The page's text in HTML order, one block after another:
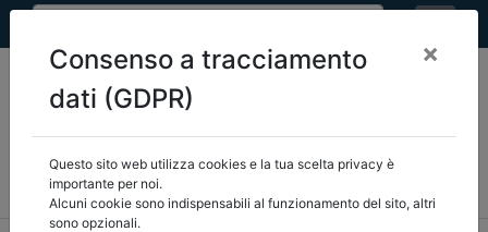
MEF FINANZA LOCALE/OSSERVATORIO
NORMATIVA
CORTE DEI CONTI E GIURISPRUDENZA
Consenso a tracciamento
dati (GDPR)
×
Questo sito web utilizza cookies e la tua scelta privacy è
importante per noi.
Alcuni cookie sono indispensabili al funzionamento del sito, altri
sono opzionali.